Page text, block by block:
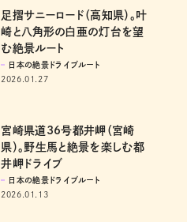
足摺サニーロード（高知県）。叶
崎と八角形の白亜の灯台を望
む絶景ルート
日本の絶景ドライブルート
2026.01.27
宮崎県道36号都井岬（宮崎
県）。野生馬と絶景を楽しむ都
井岬ドライブ
日本の絶景ドライブルート
2026.01.13